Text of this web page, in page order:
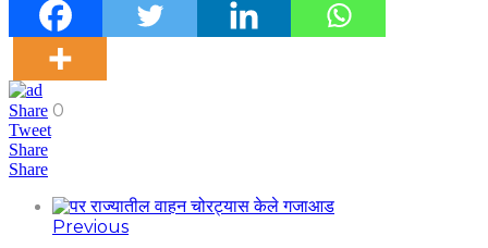
Share 0
Tweet
Share
Share
Previous